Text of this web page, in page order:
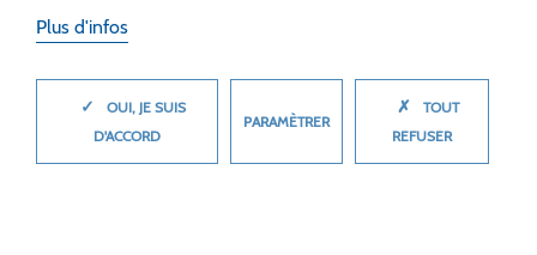
Plus d'infos
✓
OUI, JE SUIS
D'ACCORD
PARAMÈTRER
✗
TOUT
REFUSER
MASQUER